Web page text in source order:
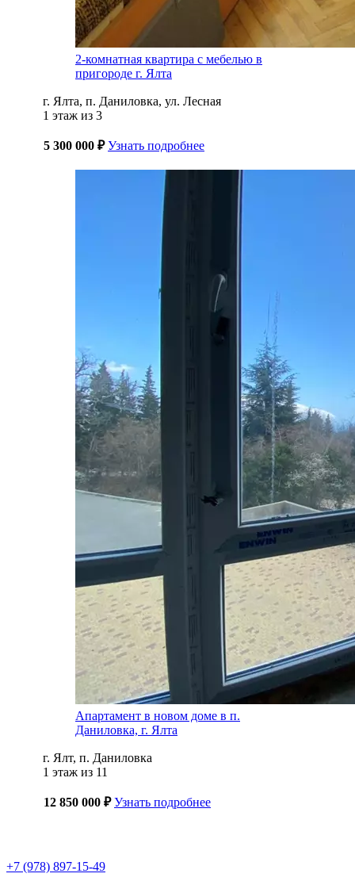
2-комнатная квартира с мебелью в
пригороде г. Ялта
г. Ялта, п. Даниловка, ул. Лесная
1 этаж из 3
5 300 000 ₽ Узнать подробнее
Апартамент в новом доме в п.
Даниловка, г. Ялта
г. Ялт, п. Даниловка
1 этаж из 11
12 850 000 ₽ Узнать подробнее
+7 (978) 897-15-49